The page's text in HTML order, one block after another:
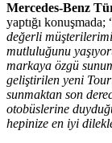
Mercedes-Benz
yaptığı konuşmada;
değerli
mutluluğunu
markaya özgü
geliştirilen yeni
sunmaktan son
otobüslerine
hepinize en iyi